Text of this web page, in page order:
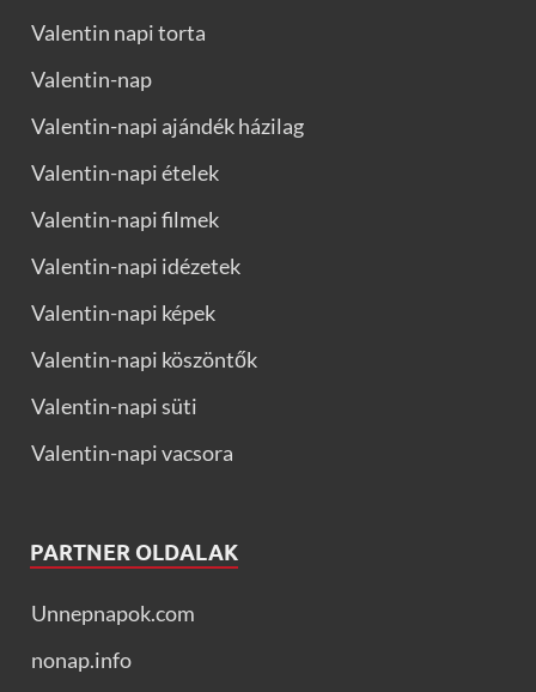
Valentin napi torta
Valentin-nap
Valentin-napi ajándék házilag
Valentin-napi ételek
Valentin-napi filmek
Valentin-napi idézetek
Valentin-napi képek
Valentin-napi köszöntők
Valentin-napi süti
Valentin-napi vacsora
PARTNER OLDALAK
Unnepnapok.com
nonap.info